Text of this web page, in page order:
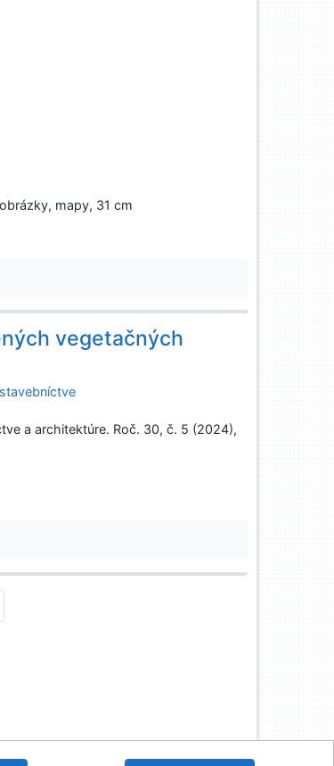
mapy, 31 cm
vegetačných
a architektúre. Roč. 30, č. 5 (2024),